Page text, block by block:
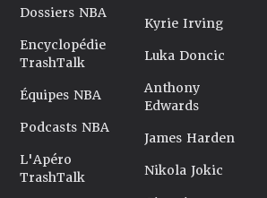
Dossiers NBA
Encyclopédie
TrashTalk
Équipes NBA
Podcasts NBA
L'Apéro
TrashTalk
Kyrie Irving
Luka Doncic
Anthony
Edwards
James Harden
Nikola Jokic